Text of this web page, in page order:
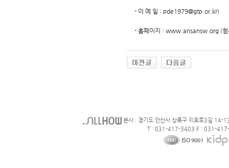
- 이 메 일 : pde1979@gtp.or.kr)
- 홈페이지 : www.ansansw.org (첨
본사 : 경기도 안산사 상록구 이호로3길 14-
T : 031-417-3403 F : 031-